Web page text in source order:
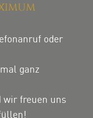
oder
ganz
wir freuen uns